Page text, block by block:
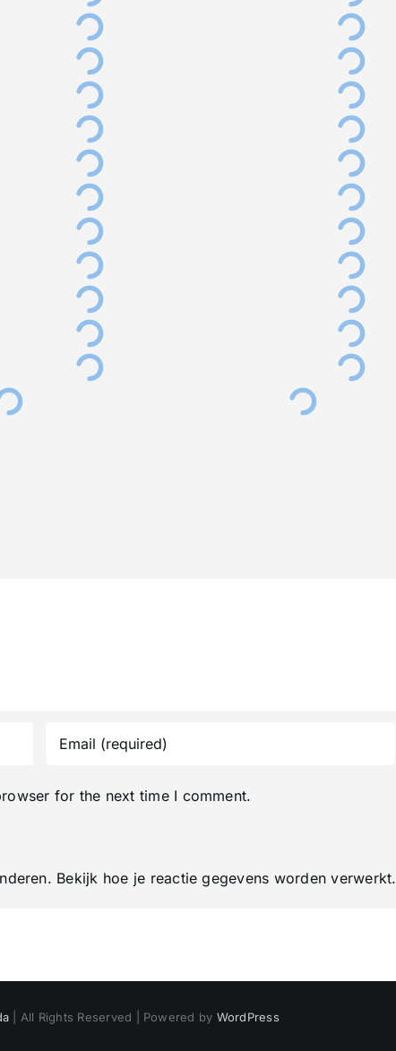
for the next time I comment.
Bekijk hoe je reactie gegevens worden verwerkt.
| All Rights Reserved | Powered by WordPress